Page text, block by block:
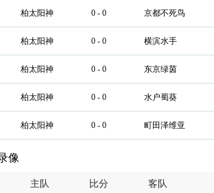
柏太阳神 0 - 0 京都不死鸟
柏太阳神 0 - 0 横滨水手
柏太阳神 0 - 0 东京绿茵
柏太阳神 0 - 0 水户蜀葵
柏太阳神 0 - 0 町田泽维亚
像
主队 比分 客队